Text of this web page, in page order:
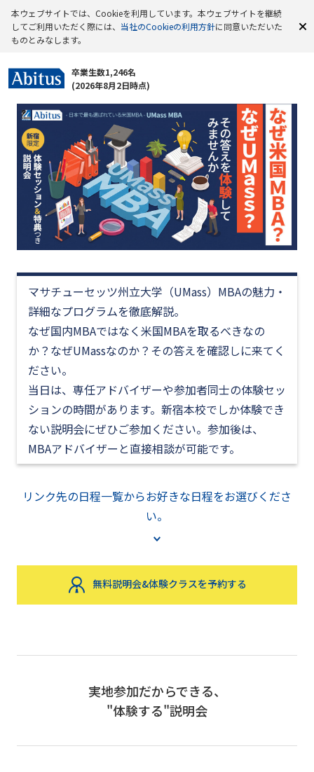
本ウェブサイトでは、Cookieを利用しています。本ウェブサイトを継続
してご利用いただく際には、 当社のCookieの利用方針に同意いただいた
ものとみなします。
卒業生数1,246名
(2026年8月2日時点)
マサチューセッツ州立大学（UMass）MBAの魅力・
詳細なプログラムを徹底解説。
なぜ国内MBAではなく米国MBAを取るべきなの
か？なぜUMassなのか？その答えを確認しに来てく
ださい。
当日は、専任アドバイザーや参加者同士の体験セッ
ションの時間があります。新宿本校でしか体験でき
ない説明会にぜひご参加ください。参加後は、
MBAアドバイザーと直接相談が可能です。
リンク先の日程一覧からお好きな日程をお選びくださ
い。
無料説明会&体験クラスを予約する
実地参加だからできる、
"体験する"説明会